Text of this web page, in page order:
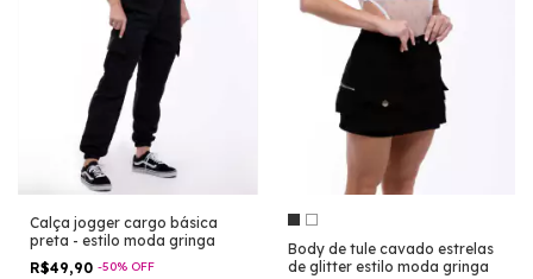
Calça jogger cargo básica
preta - estilo moda gringa
R$49,90 -50% OFF
Body de tule cavado estrelas
de glitter estilo moda gringa